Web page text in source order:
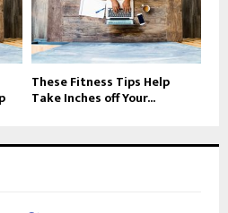
These Fitness Tips Help
Take Inches off Your...